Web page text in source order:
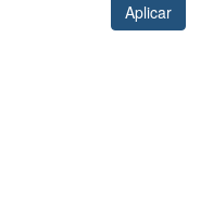
Aplicar